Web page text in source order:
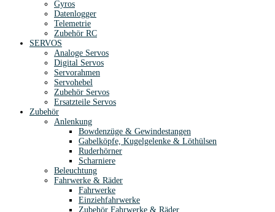
Gyros
Datenlogger
Telemetrie
Zubehör RC
SERVOS
Analoge Servos
Digital Servos
Servorahmen
Servohebel
Zubehör Servos
Ersatzteile Servos
Zubehör
Anlenkung
Bowdenzüge & Gewindestangen
Gabelköpfe, Kugelgelenke & Löthülsen
Ruderhörner
Scharniere
Beleuchtung
Fahrwerke & Räder
Fahrwerke
Einziehfahrwerke
Zubehör Fahrwerke & Räder